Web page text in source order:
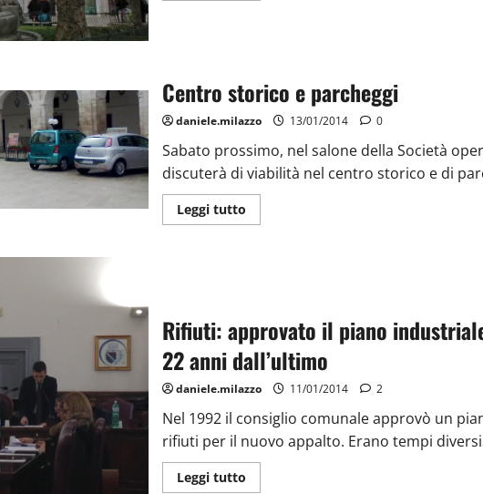
Centro storico e parcheggi
daniele.milazzo 13/01/2014 0
Sabato prossimo, nel salone della Società
discuterà di viabilità nel centro storico e di
Leggi tutto
Rifiuti: approvato il piano
22 anni dall’ultimo
daniele.milazzo 11/01/2014 2
Nel 1992 il consiglio comunale approvò un
rifiuti per il nuovo appalto. Erano tempi
Leggi tutto